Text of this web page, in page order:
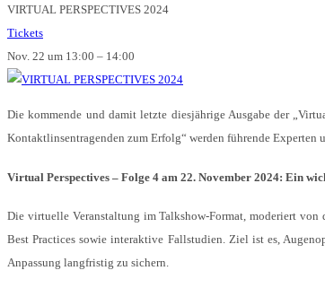
VIRTUAL PERSPECTIVES 2024
Tickets
Nov. 22 um 13:00 – 14:00
Die kommende und damit letzte diesjährige Ausgabe der
Kontaktlinsentragenden zum Erfolg“ werden führende Experten
Virtual Perspectives – Folge 4 am 22. November 2024: Ein
Die virtuelle Veranstaltung im Talkshow-Format, moderiert
Best Practices sowie interaktive Fallstudien. Ziel ist es,
Anpassung langfristig zu sichern.